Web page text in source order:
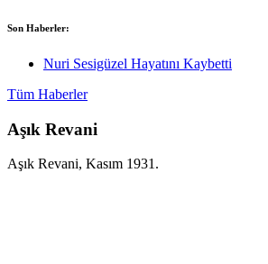
Son Haberler:
Nuri Sesigüzel Hayatını Kaybetti
Tüm Haberler
Aşık Revani
Aşık Revani, Kasım 1931.